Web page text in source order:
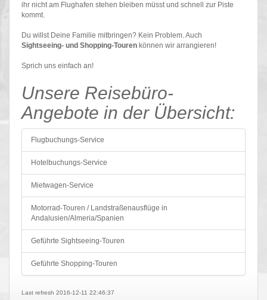
ihr nicht am Flughafen stehen bleiben müsst und schnell zur Piste
kommt.
Du willst Deine Familie mitbringen? Kein Problem. Auch
Sightseeing- und Shopping-Touren können wir arrangieren!
Sprich uns einfach an!
Unsere Reisebüro-
Angebote in der Übersicht:
Flugbuchungs-Service
Hotelbuchungs-Service
Mietwagen-Service
Motorrad-Touren / Landstraßenausflüge in
Andalusien/Almeria/Spanien
Geführte Sightseeing-Touren
Geführte Shopping-Touren
Last refresh 2016-12-11 22:46:37